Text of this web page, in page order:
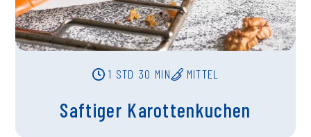
1 STD 30 MIN MITTEL
Saftiger Karottenkuchen